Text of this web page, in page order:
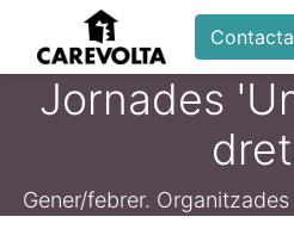
Jornades
Gener/febrer.